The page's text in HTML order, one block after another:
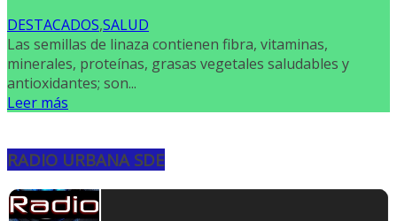
DESTACADOS,SALUD
Las semillas de linaza contienen fibra, vitaminas,
minerales, proteínas, grasas vegetales saludables y
antioxidantes; son...
Leer más
RADIO URBANA SDE